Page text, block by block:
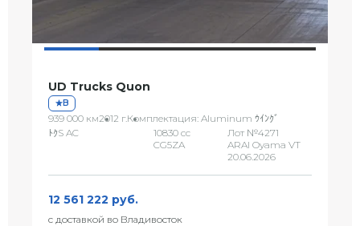
UD Trucks Quon
B
939 000 км2012 г.Комплектация: Aluminum ｳｲﾝｸﾞ
ﾄｸS AC
10830 сс
CG5ZA
Лот №4271
ARAI Oyama VT
20.06.2026
12 561 222 руб.
с доставкой во Владивосток